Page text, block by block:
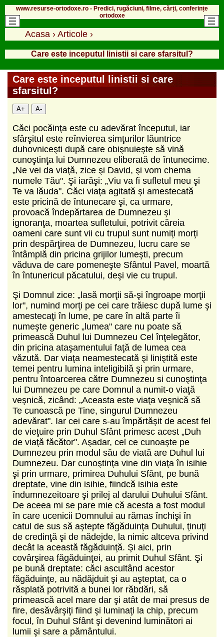
www.resurse-ortodoxe.ro - Predici, rugăciuni, filme, cărți, conferințe
ortodoxe
Acasa › Articole ›
Care este inceputul linistii si care sfarsitul?
Care este inceputul linistii si care
sfarsitul?
A+ A-
Căci pocăinţa este cu adevărat începutul, iar
sfârşitul este reînvierea simţurilor lăuntrice
duhovniceşti după care obişnuieşte să vină
cunoştinţa lui Dumnezeu eliberată de întunecime.
„Ne vei da viaţă, zice şi David, şi vom chema
numele Tău". Şi iarăşi: „Viu va fi sufletul meu şi
Te va lăuda". Căci viaţa agitată şi amestecată
este pricină de întunecare şi, ca urmare,
provoacă îndepărtarea de Dumnezeu şi
ignoranţa, moartea sufletului, potrivit căreia
oameni care sunt vii cu trupul sunt numiţi morţi
prin despărţirea de Dumnezeu, lucru care se
întâmplă din pricina grijilor lumeşti, precum
văduva de care pomeneşte Sfântul Pavel, moartă
în întunericul păcatului, deşi vie cu trupul.
Şi Domnul zice: „lasă morţii să-şi îngroape morţii
lor", numind morţi pe cei care trăiesc după lume şi
amestecaţi în lume, pe care în altă parte îi
numeşte generic „lumea" care nu poate să
primească Duhul lui Dumnezeu Cel înţelegător,
din pricina ataşamentului faţă de lumea cea
văzută. Dar viaţa neamestecată şi liniştită este
temei pentru lumina inteligibilă şi prin urmare,
pentru întoarcerea către Dumnezeu si cunoştinţa
lui Dumnezeu pe care Domnul a numit-o viaţă
veşnică, zicând: „Aceasta este viaţa veşnică să
Te cunoască pe Tine, singurul Dumnezeu
adevărat". Iar cei care s-au împărtăşit de acest fel
de vieţuire prin Duhul Sfânt primesc acest „Duh
de viaţă făcător". Aşadar, cel ce cunoaşte pe
Dumnezeu prin modul său de viată are Duhul lui
Dumnezeu. Dar cunoştinţa vine din viaţa în isihie
şi prin urmare, primirea Duhului Sfânt, pe bună
dreptate, vine din isihie, fiindcă isihia este
îndumnezeitoare şi prilej al darului Duhului Sfânt.
De aceea mi se pare mie că acesta a fost modul
în care ucenicii Domnului au rămas închişi în
catul de sus să aştepte făgăduinţa Duhului, ţinuţi
de credinţă şi de nădejde, la nimic altceva privind
decât la această făgăduinţă. Şi aici, prin
covârşirea făgăduinţei, au primit Duhul Sfânt. Şi
pe bună dreptate: căci ascultând acestor
făgăduinţe, au nădăjduit şi au aşteptat, ca o
răsplată potrivită a bunei lor răbdări, să
primească acel mare dar şi atât de mai presus de
fire, desăvârşiţi fiind şi luminaţi la chip, precum
focul, în Duhul Sfânt şi devenind luminători ai
lumii şi sare a pământului.